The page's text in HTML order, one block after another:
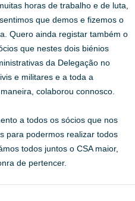
horas de trabalho e de luta,
que demos e fizemos o
Quero ainda registar também o
que nestes dois biénios
da Delegação no
e militares e a toda a
colaborou connosco.
a todos os sócios que nos
para podermos realizar todos
todos juntos o CSA maior,
de pertencer.